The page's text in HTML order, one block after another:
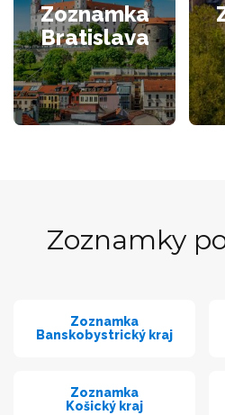
Zoznamka
Bratislava
Zoznamky
Zoznamka
Banskobystrický kraj
Zoznamka
Košický kraj